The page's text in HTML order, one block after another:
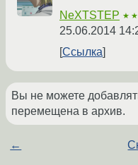
NeXTSTEP ★★
25.06.2014
Ссылка
Вы не можете
перемещена в архив.
←